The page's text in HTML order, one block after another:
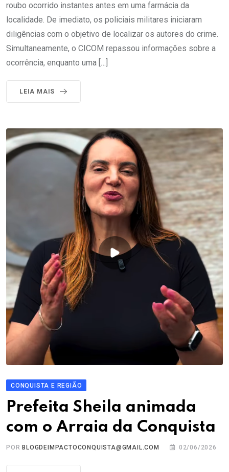
roubo ocorrido instantes antes em uma farmácia da
localidade. De imediato, os policiais militares iniciaram
diligências com o objetivo de localizar os autores do crime.
Simultaneamente, o CICOM repassou informações sobre a
ocorrência, enquanto uma […]
LEIA MAIS
CONQUISTA E REGIÃO
Prefeita Sheila animada
com o Arraia da Conquista
POR BLOGDEIMPACTOCONQUISTA@GMAIL.COM 02/06/2026